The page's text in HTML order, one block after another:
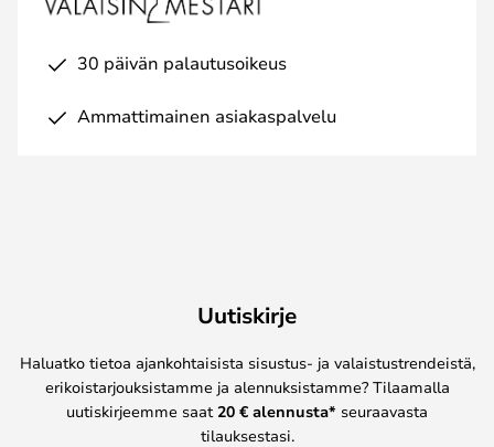
30 päivän palautusoikeus
Ammattimainen asiakaspalvelu
Uutiskirje
Haluatko tietoa ajankohtaisista sisustus- ja valaistustrendeistä,
erikoistarjouksistamme ja alennuksistamme? Tilaamalla
uutiskirjeemme saat 20 € alennusta* seuraavasta
tilauksestasi.